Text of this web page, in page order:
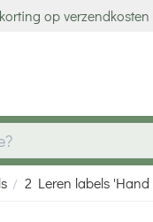
op
/ 2 Leren labels